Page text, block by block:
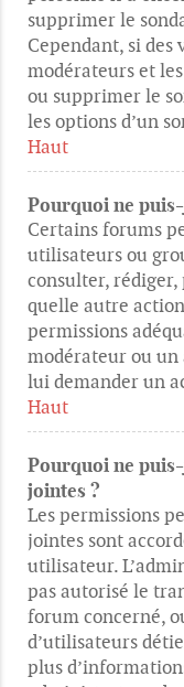
supprimer le
Cependant, si des
modérateurs et
ou supprimer le
les options d’un
Haut
Pourquoi ne
Certains forums
utilisateurs ou
consulter,
quelle autre
permissions
modérateur ou
lui demander un
Haut
Pourquoi ne
jointes ?
Les permissions
jointes sont
utilisateur.
pas autorisé le
forum concerné,
d’utilisateurs
plus